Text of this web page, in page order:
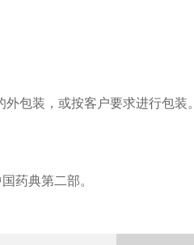
包装，或按客户要求进行包装。
药典第二部。